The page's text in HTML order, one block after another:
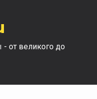
от великого до